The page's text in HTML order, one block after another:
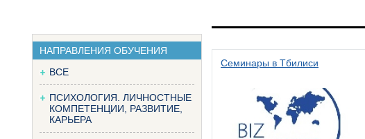
НАПРАВЛЕНИЯ ОБУЧЕНИЯ
ВСЕ
ПСИХОЛОГИЯ. ЛИЧНОСТНЫЕ
КОМПЕТЕНЦИИ, РАЗВИТИЕ,
КАРЬЕРА
Семинары в Тбилиси